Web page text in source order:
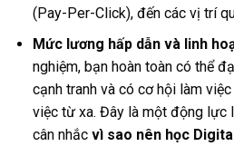
(Pay-Per-Click), đến các vị trí
Mức lương hấp dẫn và linh
nghiệm, bạn hoàn toàn có thể
cạnh tranh và có cơ hội làm
việc từ xa. Đây là một động lực
cân nhắc vì sao nên học